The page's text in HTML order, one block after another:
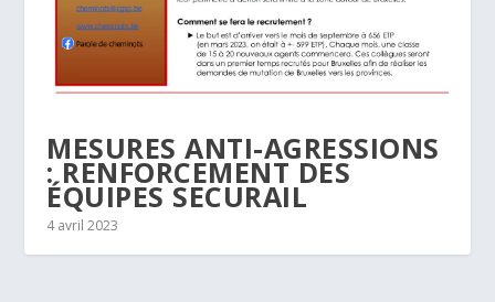
MESURES ANTI-AGRESSIONS
: RENFORCEMENT DES
ÉQUIPES SECURAIL
4 avril 2023